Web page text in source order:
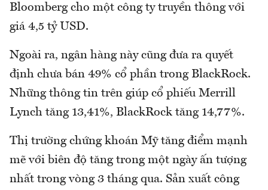
Bloomberg cho một công ty truyền thông với
giá 4,5 tỷ USD.
Ngoài ra, ngân hàng này cũng đưa ra quyết
định chưa bán 49% cổ phần trong BlackRock.
Những thông tin trên giúp cổ phiếu Merrill
Lynch tăng 13,41%, BlackRock tăng 14,77%.
Thị trường chứng khoán Mỹ tăng điểm mạnh
mẽ với biên độ tăng trong một ngày ấn tượng
nhất trong vòng 3 tháng qua. Sản xuất công